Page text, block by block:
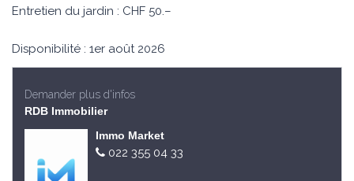
Entretien du jardin : CHF 50.–
Disponibilité : 1er août 2026
Demander plus d'infos
RDB Immobilier
Immo Market
022 355 04 33